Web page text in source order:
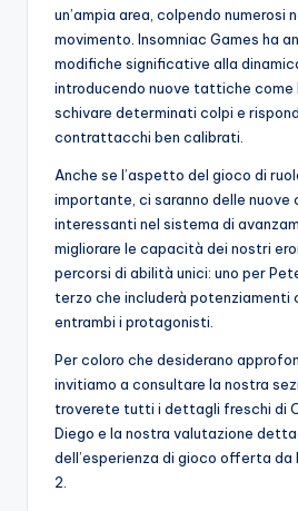
un’ampia area, colpendo numerosi
movimento. Insomniac Games ha
modifiche significative alla
introducendo nuove tattiche come
schivare determinati colpi e
contrattacchi ben calibrati.
Anche se l’aspetto del gioco di
importante, ci saranno delle
interessanti nel sistema di
migliorare le capacità dei nostri
percorsi di abilità unici: uno per
terzo che includerà potenziamenti
entrambi i protagonisti.
Per coloro che desiderano
invitiamo a consultare la nostra
troverete tutti i dettagli freschi di
Diego e la nostra valutazione
dell’esperienza di gioco offerta da
2.